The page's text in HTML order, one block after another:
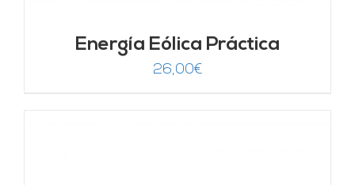
Energía Eólica Práctica
26,00€